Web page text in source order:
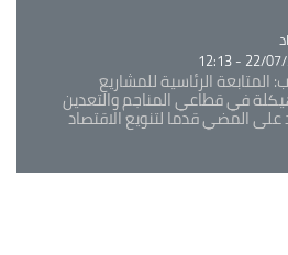
22/07/
المتابعة الرئاسية للمشاريع
في قطاعي المناجم والتعدين
على المضي قدما لتنويع الاقتصاد